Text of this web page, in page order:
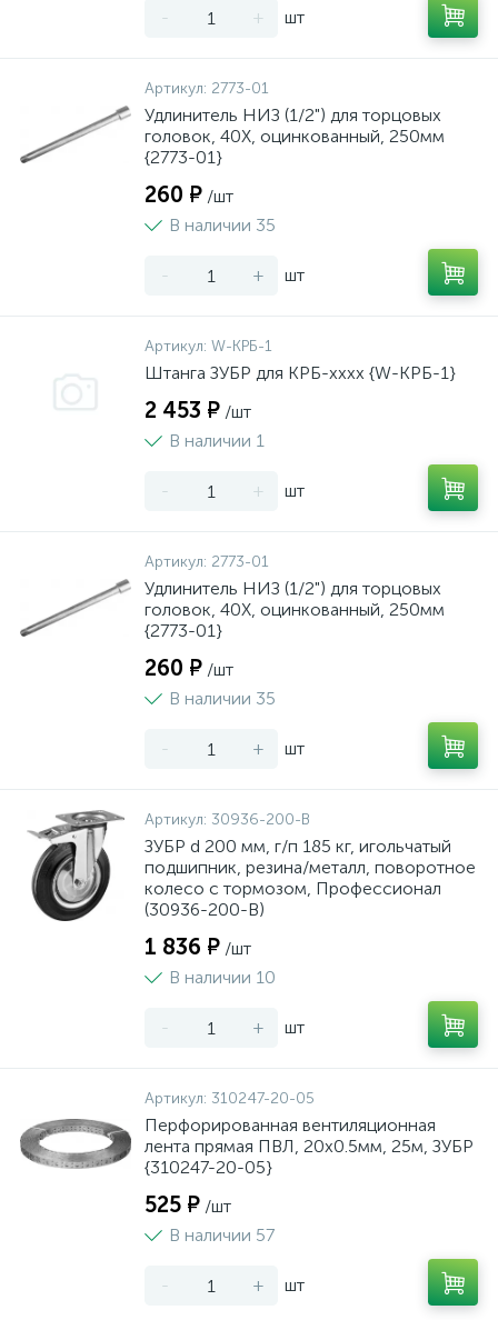
- + шт
Артикул: 2773-01
Удлинитель НИЗ (1/2") для торцовых
головок, 40Х, оцинкованный, 250мм
{2773-01}
260 ₽ /шт
В наличии 35
- + шт
Артикул: W-КРБ-1
Штанга ЗУБР для КРБ-хххх {W-КРБ-1}
2 453 ₽ /шт
В наличии 1
- + шт
Артикул: 2773-01
Удлинитель НИЗ (1/2") для торцовых
головок, 40Х, оцинкованный, 250мм
{2773-01}
260 ₽ /шт
В наличии 35
- + шт
Артикул: 30936-200-B
ЗУБР d 200 мм, г/п 185 кг, игольчатый
подшипник, резина/металл, поворотное
колесо c тормозом, Профессионал
(30936-200-B)
1 836 ₽ /шт
В наличии 10
- + шт
Артикул: 310247-20-05
Перфорированная вентиляционная
лента прямая ПВЛ, 20х0.5мм, 25м, ЗУБР
{310247-20-05}
525 ₽ /шт
В наличии 57
- + шт